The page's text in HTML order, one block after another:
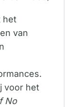
het
van
voor het
No